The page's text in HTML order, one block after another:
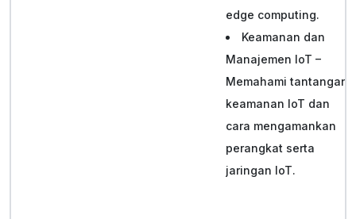
edge computing.
Keamanan dan
Manajemen IoT –
Memahami tantangan
keamanan IoT dan
cara mengamankan
perangkat serta
jaringan IoT.